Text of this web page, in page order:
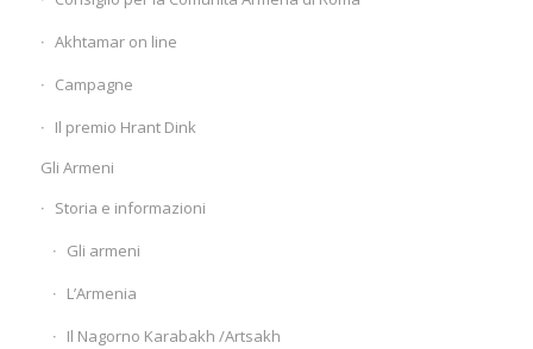
Akhtamar on line
Campagne
Il premio Hrant Dink
Gli Armeni
Storia e informazioni
Gli armeni
L’Armenia
Il Nagorno Karabakh /Artsakh